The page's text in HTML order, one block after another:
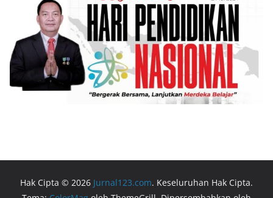
Hak Cipta © 2026 Jurnal123.com. Keseluruhan Hak Cipta.